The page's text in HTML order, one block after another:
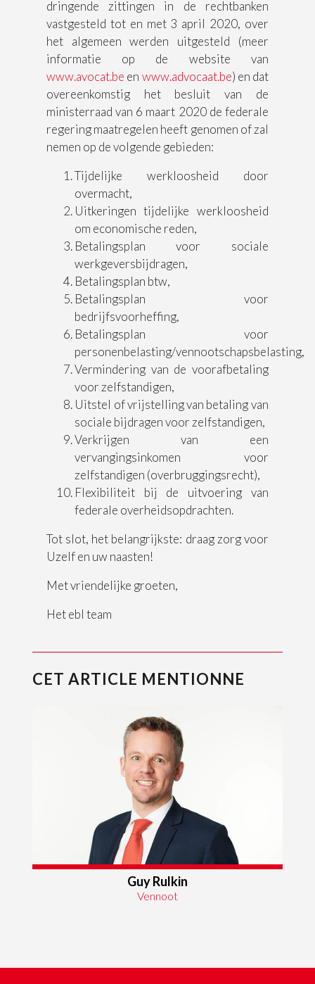
dringende zittingen in de rechtbanken
vastgesteld tot en met 3 april 2020, over
het algemeen werden uitgesteld (meer
informatie op de website van
www.avocat.be en www.advocaat.be) en dat
overeenkomstig het besluit van de
ministerraad van 6 maart 2020 de federale
regering maatregelen heeft genomen of zal
nemen op de volgende gebieden:
Tijdelijke werkloosheid door
overmacht,
Uitkeringen tijdelijke werkloosheid
om economische reden,
Betalingsplan voor sociale
werkgeversbijdragen,
Betalingsplan btw,
Betalingsplan voor
bedrijfsvoorheffing,
Betalingsplan voor
personenbelasting/vennootschapsbelasting,
Vermindering van de voorafbetaling
voor zelfstandigen,
Uitstel of vrijstelling van betaling van
sociale bijdragen voor zelfstandigen,
Verkrijgen van een
vervangingsinkomen voor
zelfstandigen (overbruggingsrecht),
Flexibiliteit bij de uitvoering van
federale overheidsopdrachten.
Tot slot, het belangrijkste: draag zorg voor
Uzelf en uw naasten!
Met vriendelijke groeten,
Het ebl team
CET ARTICLE MENTIONNE
Guy Rulkin
Vennoot